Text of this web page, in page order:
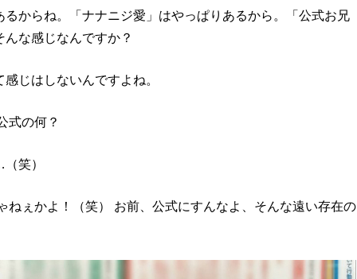
からね。「ナナニジ愛」はやっぱりあるから。「公式お兄
な感じなんですか？
じはしないんですよね。
式の何？
笑）
ねぇかよ！（笑） お前、公式にすんなよ、そんな遠い存在の